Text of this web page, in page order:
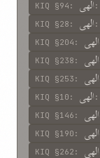
KIQ §94 : الهی :
KIQ §28 : الهی :
KIQ §204 : الهی
KIQ §238 : الهی
KIQ §253 : الهی
KIQ §10 : الهی :
KIQ §146 : الهی
KIQ §190 : الهی
KIQ §262 : الهی